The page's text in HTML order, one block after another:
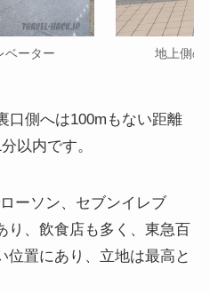
ベーター 地上側の
口側へは100mもない距離
以内です。
ーソン、セブンイレブ
り、飲食店も多く、東急百
位置にあり、立地は最高と